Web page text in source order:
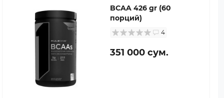
BCAA 426 gr (60
порций)
4
351 000 сум.